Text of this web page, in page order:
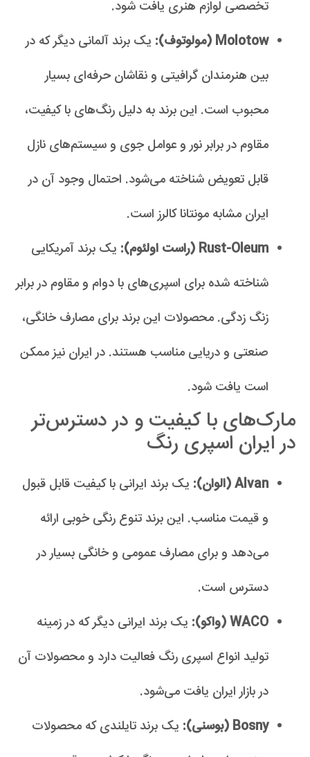
تخصصی لوازم هنری یافت شود.
Molotow (مولوتوف):
یک برند آلمانی دیگر که در
بین هنرمندان گرافیتی و نقاشان حرفه‌ای بسیار
محبوب است. این برند به دلیل رنگ‌های با کیفیت،
مقاوم در برابر نور و عوامل جوی و سیستم‌های نازل
قابل تعویض شناخته می‌شود. احتمال وجود آن در
ایران مشابه مونتانا کالرز است.
Rust-Oleum (راست اولئوم):
یک برند آمریکایی
شناخته شده برای اسپری‌های با دوام و مقاوم در برابر
زنگ زدگی. محصولات این برند برای مصارف خانگی،
صنعتی و دریایی مناسب هستند. در ایران نیز ممکن
است یافت شود.
مارک‌های با کیفیت و در دسترس‌تر
در ایران اسپری رنگ
Alvan (الوان):
یک برند ایرانی با کیفیت قابل قبول
و قیمت مناسب. این برند تنوع رنگی خوبی ارائه
می‌دهد و برای مصارف عمومی و خانگی بسیار در
دسترس است.
WACO (واکو):
یک برند ایرانی دیگر که در زمینه
تولید انواع اسپری رنگ فعالیت دارد و محصولات آن
در بازار ایران یافت می‌شود.
Bosny (بوسنی):
یک برند تایلندی که محصولات